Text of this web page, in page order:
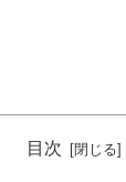
目次